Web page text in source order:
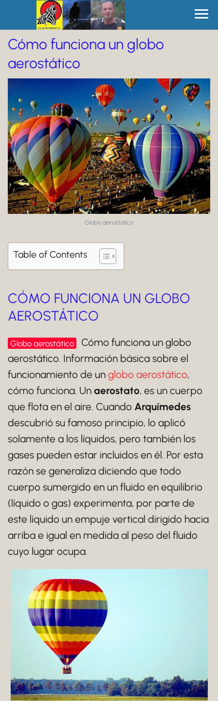
Cómo funciona un globo
aerostático
Globo aerostático
Table of Contents
CÓMO FUNCIONA UN GLOBO
AEROSTÁTICO
Globo aerostático
Cómo funciona un globo
aerostático. Información básica sobre el
funcionamiento de un globo aerostático,
cómo funciona. Un aerostato, es un cuerpo
que flota en el aire. Cuando Arquímedes
descubrió su famoso principio, lo aplicó
solamente a los líquidos, pero también los
gases pueden estar incluidos en él. Por esta
razón se generaliza diciendo que todo
cuerpo sumergido en un fluido en equilibrio
(líquido o gas) experimenta, por parte de
este líquido un empuje vertical dirigido hacia
arriba e igual en medida al peso del fluido
cuyo lugar ocupa.